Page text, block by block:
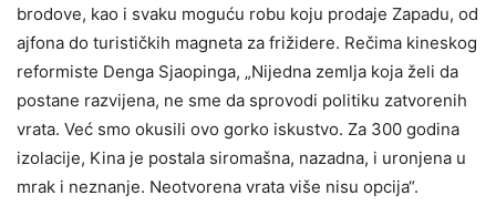
brodove, kao i svaku moguću robu koju prodaje Zapadu, od
ajfona do turističkih magneta za frižidere. Rečima kineskog
reformiste Denga Sjaopinga, „Nijedna zemlja koja želi da
postane razvijena, ne sme da sprovodi politiku zatvorenih
vrata. Već smo okusili ovo gorko iskustvo. Za 300 godina
izolacije, Kina je postala siromašna, nazadna, i uronjena u
mrak i neznanje. Neotvorena vrata više nisu opcija“.